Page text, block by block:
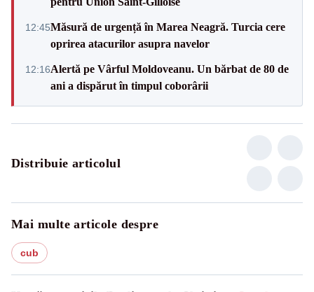
12:45Măsură de urgență în Marea Neagră. Turcia cere
oprirea atacurilor asupra navelor
12:16Alertă pe Vârful Moldoveanu. Un bărbat de 80 de
ani a dispărut în timpul coborârii
Distribuie articolul
Mai multe articole despre
cub